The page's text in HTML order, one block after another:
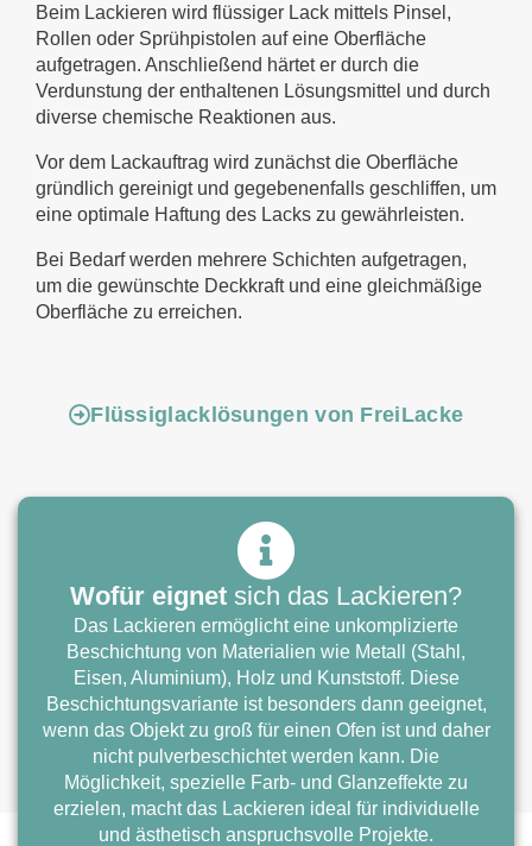
Beim Lackieren wird flüssiger Lack mittels Pinsel,
Rollen oder Sprühpistolen auf eine Oberfläche
aufgetragen. Anschließend härtet er durch die
Verdunstung der enthaltenen Lösungsmittel und durch
diverse chemische Reaktionen aus.
Vor dem Lackauftrag wird zunächst die Oberfläche
gründlich gereinigt und gegebenenfalls geschliffen, um
eine optimale Haftung des Lacks zu gewährleisten.
Bei Bedarf werden mehrere Schichten aufgetragen,
um die gewünschte Deckkraft und eine gleichmäßige
Oberfläche zu erreichen.
Flüssiglacklösungen von FreiLacke
Wofür eignet sich das Lackieren?
Das Lackieren ermöglicht eine unkomplizierte
Beschichtung von Materialien wie Metall (Stahl,
Eisen, Aluminium), Holz und Kunststoff. Diese
Beschichtungsvariante ist besonders dann geeignet,
wenn das Objekt zu groß für einen Ofen ist und daher
nicht pulverbeschichtet werden kann. Die
Möglichkeit, spezielle Farb- und Glanzeffekte zu
erzielen, macht das Lackieren ideal für individuelle
und ästhetisch anspruchsvolle Projekte.